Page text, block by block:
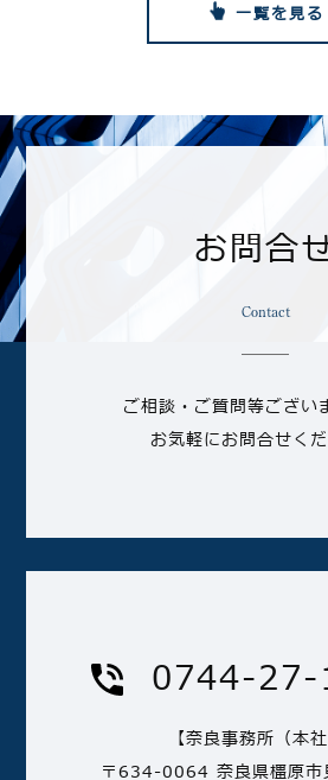
一覧を見る
お問合
Contact
ご相談・ご質問等ござい
お気軽にお問合せくだ
0744-27-
【奈良事務所（本社
〒634-0064 奈良県橿原